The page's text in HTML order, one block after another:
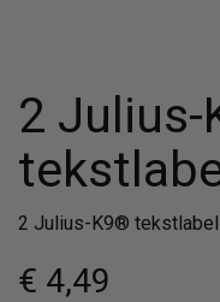
2
2 Julius-K9®
€ 4,49